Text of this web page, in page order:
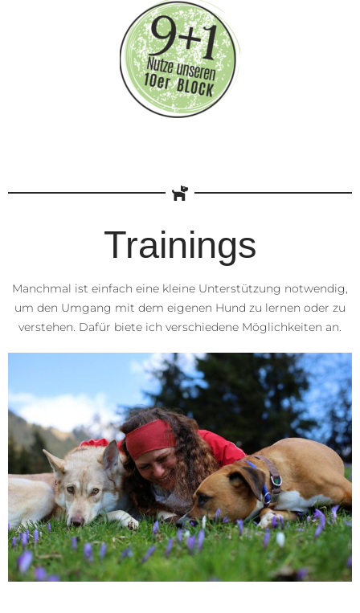
Trainings
Manchmal ist einfach eine kleine Unterstützung notwendig,
um den Umgang mit dem eigenen Hund zu lernen oder zu
verstehen. Dafür biete ich verschiedene Möglichkeiten an.